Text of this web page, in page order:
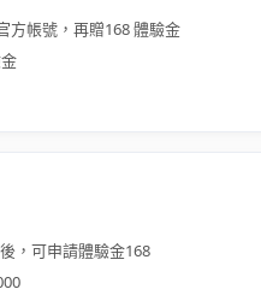
方帳號，再贈168 體驗金
，可申請體驗金168